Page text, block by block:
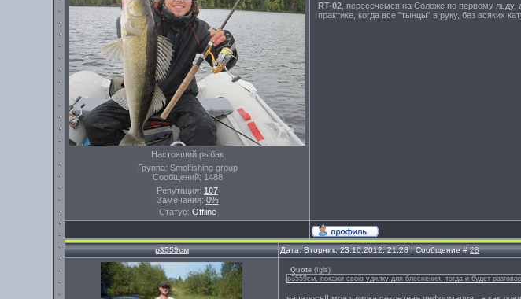
Настоящий рыбак
Группа: Smolfishing group
Сообщений: 1488
Репутация: 107
Замечания: 0%
Статус: Offline
RT-02 , пересечемся на Соложе по первому
практике, когда все "тынцы" в руку, без всяких
р3559см Дата: Вторник, 23.10.2012, 21:28 | Сообщение #28
Quote ( Igls)
р3559см, покажи свою удилку для блеснения, тогда и будет